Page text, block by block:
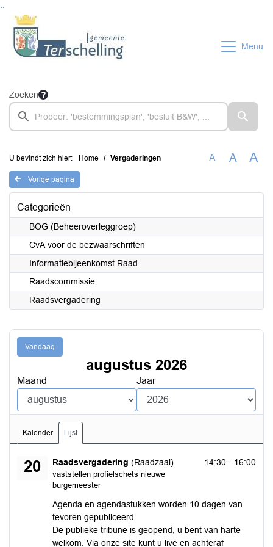
Ga naar de inhoud van deze pagina
Ga naar het zoeken
Ga naar het menu
Menu
Zoeken
U bevindt zich hier: Home Vergaderingen A A A
Vorige pagina
Categorieën
BOG (Beheeroverleggroep)
CvA voor de bezwaarschriften
Informatiebijeenkomst Raad
Raadscommissie
Raadsvergadering
Vandaag
augustus 2026
Maand Jaar
Kalender Lijst
20 Raadsvergadering (Raadzaal)
vaststellen profielschets nieuwe
burgemeester
donderdag 20 augustus 2026 14:30 - 16:00
Agenda en agendastukken worden 10 dagen van
tevoren gepubliceerd.
De publieke tribune is geopend, u bent van harte
welkom. Via onze site kunt u live en achteraf